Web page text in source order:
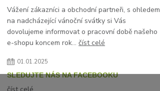
Vážení zákazníci a obchodní partneři, s ohledem
na nadcházející vánoční svátky si Vás
dovolujeme informovat o pracovní době našeho
e-shopu koncem rok...číst celé
01.01.2025
SLEDUJTE NÁS NA FACEBOOKU